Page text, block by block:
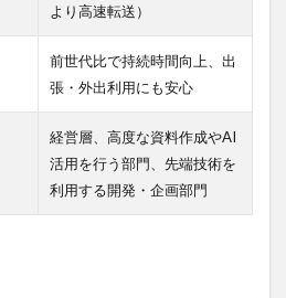
より高速転送）
前世代比で持続時間向上、出
張・外出利用にも安心
経営層、高度な資料作成やAI
活用を行う部門、先端技術を
利用する開発・企画部門